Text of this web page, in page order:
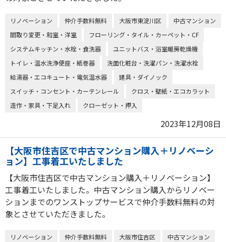
リノベーション 仲介手数料無料 大阪市東淀川区
中古マンション
間取り変更・和室・洋室
フローリング・タイル・カーペット・CF
システムキッチン・水栓・食洗器
ユニットバス・浴室暖房乾燥機
トイレ・温水洗浄便座・紙巻器
洗面化粧台・洗濯パン・洗濯水栓
給湯器・エコキュート・電気温水器
建具・ダイノック
スイッチ・コンセント・カーテンレール
クロス・壁紙・エコカラット
造作・家具・下足入れ
クローゼット・押入
2023年12月08日
【大阪市住吉区で中古マンション購入＋リノベーシ
ョン】工事着工いたしました
【大阪市住吉区で中古マンション購入＋リノベーション】
工事着工いたしました。中古マンション購入からリノベー
ションまでのワンストップサービスで仲介手数料無料の対
象とさせていただきました。
リノベーション 仲介手数料無料 大阪市住吉区
中古マンション